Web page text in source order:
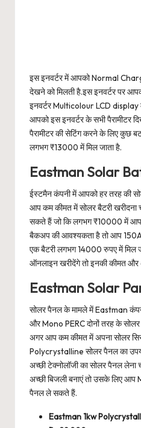
इस इनवर्टर में आपको Normal
देखने को मिलती है.इस इनवर्टर पर
इनवर्टर Multicolour LCD display
आपको इस इनवर्टर के सभी पैरामीटर
पैरामीटर की सेटिंग करने के लिए कुछ
लगभग ₹13000 में मिल जाता है.
Eastman Solar
ईस्टमैन कंपनी में आपको हर तरह की
आप कम कीमत में सोलर बैटरी खरीदना
सकते हैं जो कि लगभग ₹10000 में
बैकअप की आवश्यकता है तो आप
एक बैटरी लगभग 14000 रुपए में मिल
ऑनलाइन खरीदेंगे तो इनकी कीमत और
Eastman Solar
सोलर पैनल के मामले में Eastman
और Mono PERC दोनों तरह के
अगर आप कम कीमत में अपना सोलर
Polycrystalline सोलर पैनल का
अच्छी टेक्नोलॉजी का सोलर पैनल लेना
अच्छी बिजली बनाएं तो उसके लिए आप
पैनल ले सकते हैं.
Eastman 1kw